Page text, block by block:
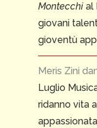
Montecchi al
giovani
gioventù
Meris Zini
Luglio
ridanno vita
appassionata